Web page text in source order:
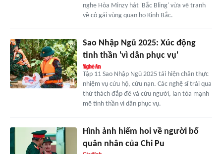
nghe Hòa Minzy hát 'Bắc Bling' vừa vẽ tranh
về cô gái vùng quan họ Kinh Bắc.
Sao Nhập Ngũ 2025: Xúc động
tinh thần 'vì dân phục vụ'
Tập 11 Sao Nhập Ngũ 2025 tái hiện chân thực
nhiệm vụ cứu hộ, cứu nạn. Các nghệ sĩ trải qua
thử thách đắp đê và cứu người, lan tỏa mạnh
mẽ tinh thần vì dân phục vụ.
Hình ảnh hiếm hoi về người bố
quân nhân của Chi Pu